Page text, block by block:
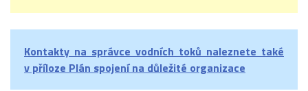
Kontakty na správce vodních toků naleznete také
v příloze Plán spojení na důležité organizace